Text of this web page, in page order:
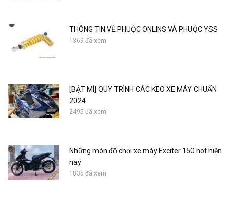
THÔNG TIN VỀ PHUỘC ONLINS VÀ PHUỘC YSS
1369 đã xem
[BẬT MÍ] QUY TRÌNH CÁC KEO XE MÁY CHUẨN
2024
2495 đã xem
Những món đồ chơi xe máy Exciter 150 hot hiện
nay
1835 đã xem